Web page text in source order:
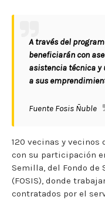
A través del
beneficiarán con
asistencia técnica y
a sus
Fuente Fosis Ñuble
120 vecinas y
con su participación
Semilla, del Fondo de
(FOSIS), donde
contratados por el